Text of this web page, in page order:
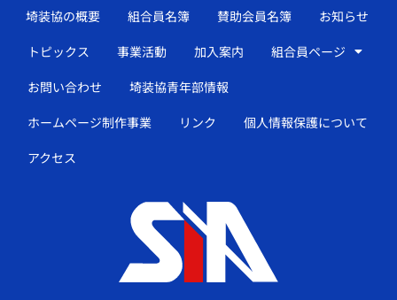
埼装協の概要 組合員名簿 賛助会員名簿
お知らせ
トピックス
事業活動 加入案内
組合員ページ
お問い合わせ
埼装協青年部情報
ホームページ制作事業
リンク
個人情報保護について
アクセス